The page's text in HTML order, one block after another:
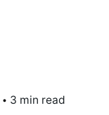
3 min read